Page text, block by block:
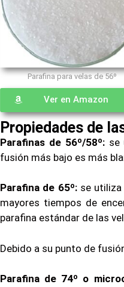
Parafina para velas de 56º
Ver en Amazon
Propiedades de
Parafinas de 56º/58º:se
fusión más bajo es más
Parafina de 65º:se utiliza
mayores tiempos de
parafina estándar de las
Debido a su punto de
Parafina de 74º o